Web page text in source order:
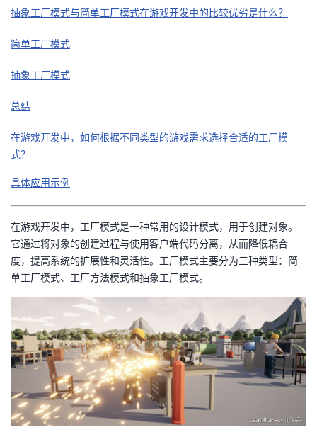
的
课
程
我
的
认
我
的
验
我
收
藏
术
支
云
声
议
抽象工厂模式与简单工厂模式在游戏开发中的比较优劣是什么？
简单工厂模式
抽象工厂模式
总结
在游戏开发中，如何根据不同类型的游戏需求选择合适的工厂模
式？
具体应用示例
在游戏开发中，工厂模式是一种常用的设计模式，用于创建对象。
它通过将对象的创建过程与使用客户端代码分离，从而降低耦合
度，提高系统的扩展性和灵活性。工厂模式主要分为三种类型：简
单工厂模式、工厂方法模式和抽象工厂模式。